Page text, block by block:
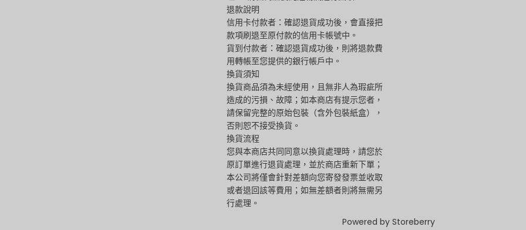
退款說明
信用卡付款者：確認退貨成功後，會直接把
款項刷退至原付款的信用卡帳號中。
貨到付款者：確認退貨成功後，則將退款費
用轉帳至您提供的銀行帳戶中。
換貨須知
換貨商品須為未經使用，且無非人為瑕疵所
造成的污損、故障；如本商店有提示您者，
請保留完整的原始包裝（含外包裝紙盒），
否則恕不接受換貨。
換貨流程
您與本商店共同同意以換貨處理時，請您於
原訂單進行退貨處理，並於商店重新下單；
本公司將僅會針對差額向您寄發發票並收取
或者退回該等費用；如無差額者則將無需另
行處理。
Powered by Storeberry